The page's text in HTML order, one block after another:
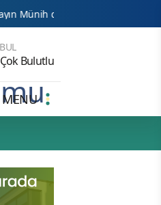
hizmetleri Ateşesi Ahmet Tanış!
Bulutlu
MENU